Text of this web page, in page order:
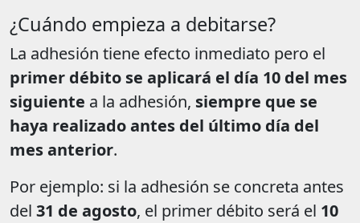
¿Cuándo empieza a debitarse?
La adhesión tiene efecto inmediato pero el
primer débito se aplicará el día 10 del mes
siguiente a la adhesión, siempre que se
haya realizado antes del último día del
mes anterior.
Por ejemplo: si la adhesión se concreta antes
del 31 de agosto, el primer débito será el 10